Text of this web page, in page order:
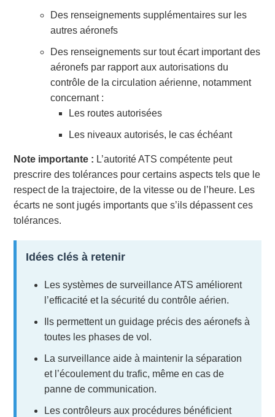
Des renseignements supplémentaires sur les
autres aéronefs
Des renseignements sur tout écart important des
aéronefs par rapport aux autorisations du
contrôle de la circulation aérienne, notamment
concernant :
Les routes autorisées
Les niveaux autorisés, le cas échéant
Note importante : L’autorité ATS compétente peut
prescrire des tolérances pour certains aspects tels que le
respect de la trajectoire, de la vitesse ou de l’heure. Les
écarts ne sont jugés importants que s’ils dépassent ces
tolérances.
Idées clés à retenir
Les systèmes de surveillance ATS améliorent
l’efficacité et la sécurité du contrôle aérien.
Ils permettent un guidage précis des aéronefs à
toutes les phases de vol.
La surveillance aide à maintenir la séparation
et l’écoulement du trafic, même en cas de
panne de communication.
Les contrôleurs aux procédures bénéficient